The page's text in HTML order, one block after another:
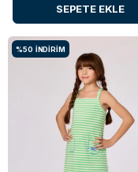
SEPETE EKLE
%50 İNDIRIM